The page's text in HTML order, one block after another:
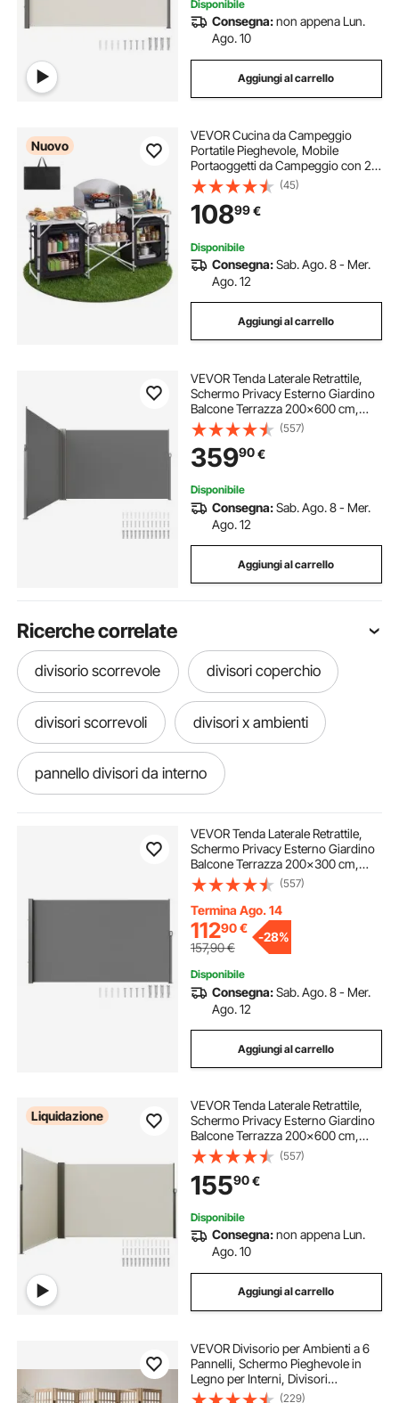
Disponibile
Consegna:non appena Lun.
Ago. 10
Aggiungi al carrello
Nuovo
VEVOR Cucina da Campeggio
Portatile Pieghevole, Mobile
Portaoggetti da Campeggio con 2
Tavoli Laterali in MDF Paravento
Rimovibile per Fornello, Spazio
Portaoggetti Gambe a X, Mobile
Cucina per Picnic
(45)
10899€
Disponibile
Consegna:Sab. Ago. 8 - Mer.
Ago. 12
Aggiungi al carrello
VEVOR Tenda Laterale Retrattile,
Schermo Privacy Esterno Giardino
Balcone Terrazza 200x600 cm,
Frangivista Retrattile Poliestere
180g Impermeabile, UV30+
Paravento Divisorio per Cortile
Balcone Grigio
(557)
35990€
Disponibile
Consegna:Sab. Ago. 8 - Mer.
Ago. 12
Aggiungi al carrello
Ricerche correlate
divisorio scorrevole divisori coperchio
divisori scorrevoli divisori x ambienti
pannello divisori da interno
divisori con nastro
pannello divisorio
divisorio per ambienti acciaio
divisorio a un pannello
divisori divisori su ruote
VEVOR Tenda Laterale Retrattile,
Schermo Privacy Esterno Giardino
Balcone Terrazza 200x300 cm,
Frangivista Retrattile Poliestere
180g Impermeabile, UV30+
Paravento Divisorio per Cortile
Balcone Grigio
(557)
Termina Ago. 14
11290€
157,90€
-28%
Disponibile
Consegna:Sab. Ago. 8 - Mer.
Ago. 12
Aggiungi al carrello
Liquidazione
VEVOR Tenda Laterale Retrattile,
Schermo Privacy Esterno Giardino
Balcone Terrazza 200x600 cm,
Frangivista Retrattile Poliestere
180g Impermeabile, UV30+
Paravento Divisorio per Cortile
Balcone Beige
(557)
15590€
Disponibile
Consegna:non appena Lun.
Ago. 10
Aggiungi al carrello
VEVOR Divisorio per Ambienti a 6
Pannelli, Schermo Pieghevole in
Legno per Interni, Divisori
Giapponesi, Schermi Decorativi
(229)